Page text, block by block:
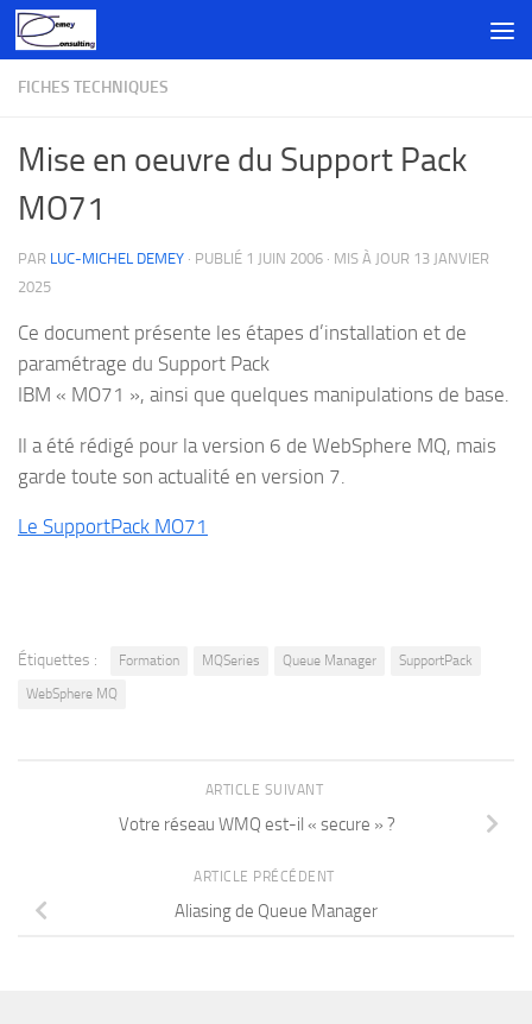
Skip to content
FICHES TECHNIQUES
Mise en oeuvre du Support Pack
MO71
PAR LUC-MICHEL DEMEY · PUBLIÉ 1 JUIN 2006 · MIS À JOUR 13 JANVIER
2025
Ce document présente les étapes d’installation et de
paramétrage du Support Pack
IBM « MO71 », ainsi que quelques manipulations de base.
Il a été rédigé pour la version 6 de WebSphere MQ, mais
garde toute son actualité en version 7.
Le SupportPack MO71
Étiquettes : Formation MQSeries Queue Manager
SupportPack
WebSphere MQ
ARTICLE SUIVANT
Votre réseau WMQ est-il « secure » ?
ARTICLE PRÉCÉDENT
Aliasing de Queue Manager